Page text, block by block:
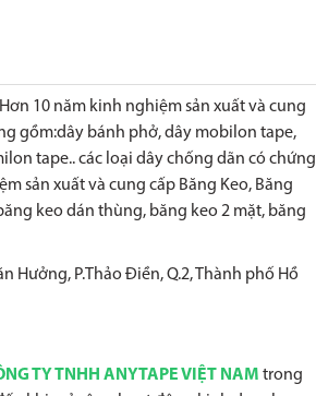
10 năm kinh nghiệm sản xuất và cung
gồm:dây bánh phở, dây mobilon tape,
tape.. các loại dây chống dãn có chứng
sản xuất và cung cấp Băng Keo, Băng
keo dán thùng, băng keo 2 mặt, băng
Hưởng, P.Thảo Điền, Q.2, Thành phố Hồ
TY TNHH ANYTAPE VIỆT NAM trong